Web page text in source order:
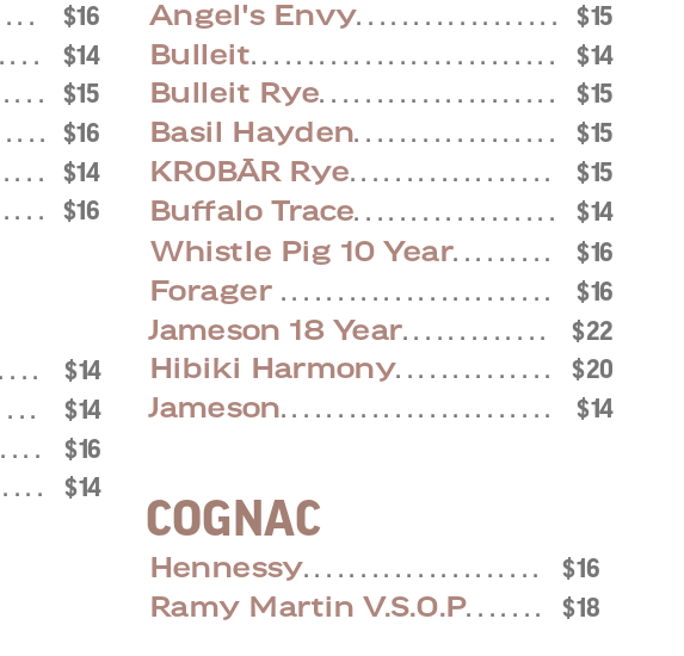
. . $16
. . . $14
. . . $15
. . . $16
. . . $14
. . . $16
. . . $14
. . . $14
. . . $16
. . . $14
Angel's Envy. . . . . . . . . . . . . . . . . . $15
Bulleit. . . . . . . . . . . . . . . . . . . . . . . . . . . $14
Bulleit Rye. . . . . . . . . . . . . . . . . . . . . $15
Basil Hayden. . . . . . . . . . . . . . . . . . $15
KROBĀR Rye. . . . . . . . . . . . . . . . . . $15
Buffalo Trace. . . . . . . . . . . . . . . . . . $14
Whistle Pig 10 Year. . . . . . . . . $16
Forager . . . . . . . . . . . . . . . . . . . . . . . . $16
Jameson 18 Year. . . . . . . . . . . . . $22
Hibiki Harmony. . . . . . . . . . . . . . $20
Jameson. . . . . . . . . . . . . . . . . . . . . . . . $14
COGNAC
Hennessy. . . . . . . . . . . . . . . . . . . . . $16
Ramy Martin V.S.O.P. . . . . . . $18